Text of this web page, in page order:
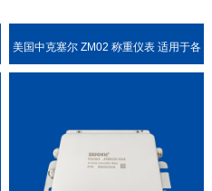
美国中克塞尔 ZM02 称重仪表 适用于各